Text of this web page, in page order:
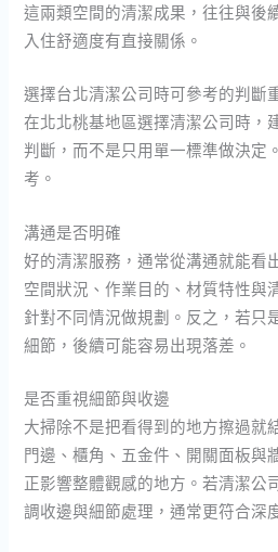
這兩類空間的清潔成果，往往與後
入住舒適度有直接關係。
選擇台北清潔公司時可參考的判斷
在北北桃基地區選擇清潔公司時，
判斷，而不是只用單一標準做決定
考。
溝通是否明確
好的清潔服務，通常從溝通就能看
空間狀況、作業目的、材質特性與
針對不同情況做規劃。反之，若只
細節，後續可能容易出現落差。
是否重視細節與收邊
大掃除不是把看得到的地方擦過就
門邊、櫃角、五金件、開關面板與
正影響整體觀感的地方。若清潔公
調收邊與細節處理，通常更符合深